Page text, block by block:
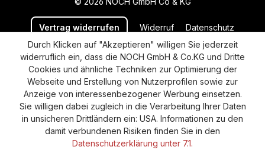
Vertrag widerrufen Widerruf Datenschutz
Versand und Zahlung AGB
Impressum
Cookie-Einstellungen
Barrierefreiheitserklärung
Durch Klicken auf "Akzeptieren" willigen Sie jederzeit
widerruflich ein, dass die NOCH GmbH & Co.KG und Dritte
Cookies und ähnliche Techniken zur Optimierung der
Webseite und Erstellung von Nutzerprofilen sowie zur
Anzeige von interessenbezogener Werbung einsetzen.
Sie willigen dabei zugleich in die Verarbeitung Ihrer Daten
in unsicheren Drittländern ein: USA. Informationen zu den
damit verbundenen Risiken finden Sie in den
Datenschutzerklärung unter 7.1.